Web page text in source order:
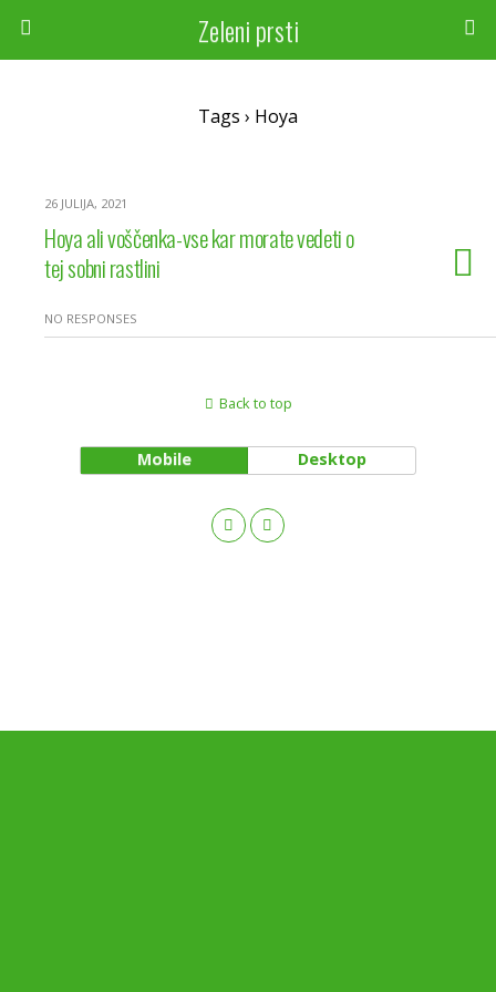
Zeleni prsti
Tags › Hoya
26 JULIJA, 2021
Hoya ali voščenka-vse kar morate vedeti o
tej sobni rastlini
NO RESPONSES
Back to top
Mobile Desktop